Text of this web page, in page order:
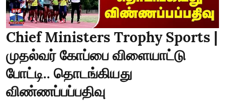
Chief Ministers Trophy Sports |
முதல்வர் கோப்பை விளையாட்டு
போட்டி.. தொடங்கியது
விண்ணப்பப்பதிவு